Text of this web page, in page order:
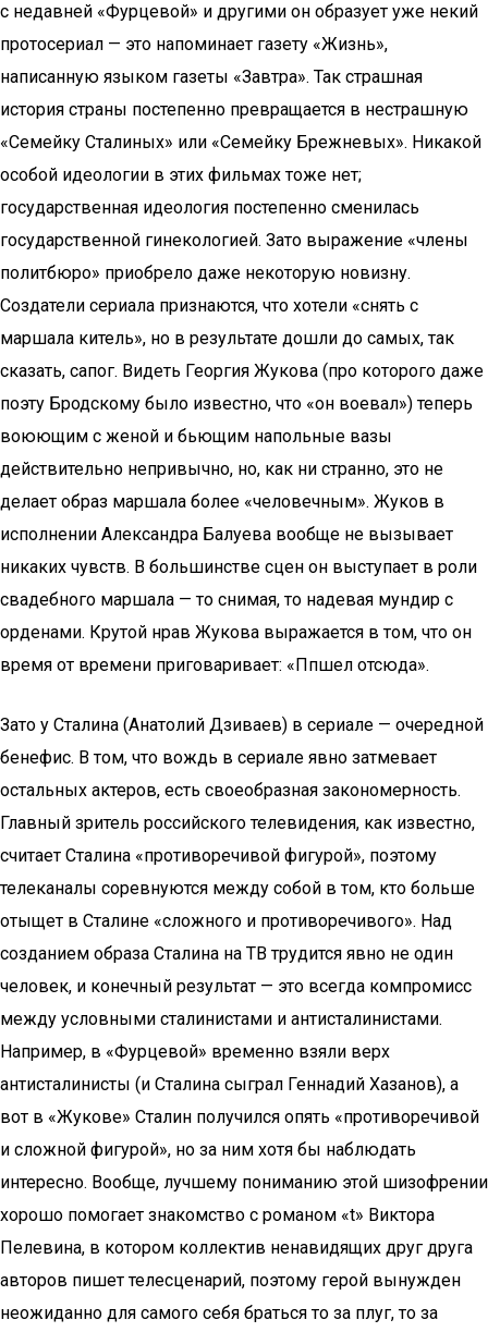
с недавней «Фурцевой» и другими он образует уже некий
протосериал — это напоминает газету «Жизнь»,
написанную языком газеты «Завтра». Так страшная
история страны постепенно превращается в нестрашную
«Семейку Сталиных» или «Семейку Брежневых». Никакой
особой идеологии в этих фильмах тоже нет;
государственная идеология постепенно сменилась
государственной гинекологией. Зато выражение «члены
политбюро» приобрело даже некоторую новизну.
Создатели сериала признаются, что хотели «снять с
маршала китель», но в результате дошли до самых, так
сказать, сапог. Видеть Георгия Жукова (про которого даже
поэту Бродскому было известно, что «он воевал») теперь
воюющим с женой и бьющим напольные вазы
действительно непривычно, но, как ни странно, это не
делает образ маршала более «человечным». Жуков в
исполнении Александра Балуева вообще не вызывает
никаких чувств. В большинстве сцен он выступает в роли
свадебного маршала — то снимая, то надевая мундир с
орденами. Крутой нрав Жукова выражается в том, что он
время от времени приговаривает: «Ппшел отсюда».
Зато у Сталина (Анатолий Дзиваев) в сериале — очередной
бенефис. В том, что вождь в сериале явно затмевает
остальных актеров, есть своеобразная закономерность.
Главный зритель российского телевидения, как известно,
считает Сталина «противоречивой фигурой», поэтому
телеканалы соревнуются между собой в том, кто больше
отыщет в Сталине «сложного и противоречивого». Над
созданием образа Сталина на ТВ трудится явно не один
человек, и конечный результат — это всегда компромисс
между условными сталинистами и антисталинистами.
Например, в «Фурцевой» временно взяли верх
антисталинисты (и Сталина сыграл Геннадий Хазанов), а
вот в «Жукове» Сталин получился опять «противоречивой
и сложной фигурой», но за ним хотя бы наблюдать
интересно. Вообще, лучшему пониманию этой шизофрении
хорошо помогает знакомство с романом «t» Виктора
Пелевина, в котором коллектив ненавидящих друг друга
авторов пишет телесценарий, поэтому герой вынужден
неожиданно для самого себя браться то за плуг, то за